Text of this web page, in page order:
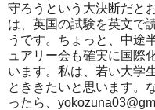
守ろうという大決断だと
は、英国の試験を英文で
うです。ちょっと、中途
ュアリー会も確実に国際
います。私は、若い大学
とききたいと思います。
ったら、